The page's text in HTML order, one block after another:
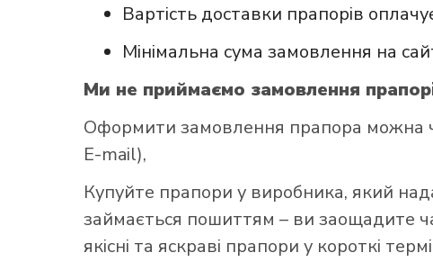
Вартість доставки прапорів
Мінімальна сума замовлення на
Ми не приймаємо замовлення
Оформити замовлення прапора можна
E-mail),
Купуйте прапори у виробника, який
займається пошиттям – ви заощадите
якісні та яскраві прапори у короткі